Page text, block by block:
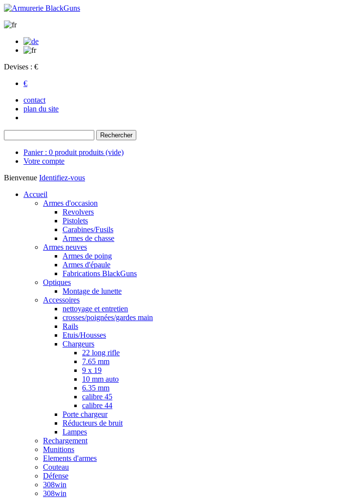
Devises : €
€
contact
plan du site
Panier : 0 produit produits (vide)
Votre compte
Bienvenue Identifiez-vous
Accueil
Armes d'occasion
Revolvers
Pistolets
Carabines/Fusils
Armes de chasse
Armes neuves
Armes de poing
Armes d'épaule
Fabrications BlackGuns
Optiques
Montage de lunette
Accessoires
nettoyage et entretien
crosses/poignées/gardes main
Rails
Etuis/Housses
Chargeurs
22 long rifle
7.65 mm
9 x 19
10 mm auto
6.35 mm
calibre 45
calibre 44
Porte chargeur
Réducteurs de bruit
Lampes
Rechargement
Munitions
Elements d'armes
Couteau
Défense
308win
308win